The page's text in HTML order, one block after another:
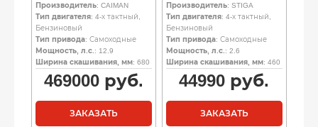
Производитель: CAIMAN
Тип двигателя: 4-х тактный,
Бензиновый
Тип привода: Самоходные
Мощность, л.с.: 12.9
Ширина скашивания, мм: 680
469000руб.
ЗАКАЗАТЬ
Производитель: STIGA
Тип двигателя: 4-х тактный,
Бензиновый
Тип привода: Самоходные
Мощность, л.с.: 2.6
Ширина скашивания, мм: 460
44990 руб.
ЗАКАЗАТЬ